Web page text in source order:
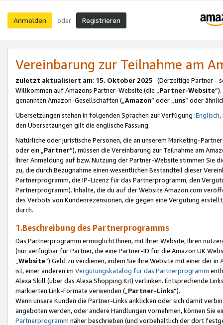
Anmelden oder Registrieren
Vereinbarung zur Teilnahme am
zuletzt aktualisiert am: 15. Oktober 2025 (Derzeitige Partner -
Willkommen auf Amazons Partner-Website (die „Partner-Website
genannten Amazon-Gesellschaften („Amazon“ oder „uns“ oder
Übersetzungen stehen in folgenden Sprachen zur Verfügung :Englisch,
den Übersetzungen gilt die englische Fassung.
Natürliche oder juristische Personen, die an unserem Marketing-
oder ein „Partner“), müssen die Vereinbarung zur Teilnahme am
Ihrer Anmeldung auf bzw. Nutzung der Partner-Website stimmen Sie
zu, die durch Bezugnahme einen wesentlichen Bestandteil dieser
Partnerprogramm, die IP-Lizenz für das Partnerprogramm, den
Partnerprogramm). Inhalte, die du auf der Website Amazon.com
des Verbots von Kundenrezensionen, die gegen eine Vergütung
durch.
1.Beschreibung des Partnerprogramms
Das Partnerprogramm ermöglicht Ihnen, mit Ihrer Website, Ihren
(nur verfügbar für Partner, die eine Partner-ID für die Amazon UK
Website“) Geld zu verdienen, indem Sie Ihre Website mit einer der in
ist, einer anderen im Vergütungskatalog für das Partnerprogramm
Alexa Skill (über das Alexa Shopping Kit) verlinken. Entsprechende
markierten Link-Formate verwenden („ Partner-Links“).
Wenn unsere Kunden die Partner-Links anklicken oder sich damit
angeboten werden, oder andere Handlungen vornehmen, können Sie
Partnerprogramm näher beschrieben (und vorbehaltlich der dort